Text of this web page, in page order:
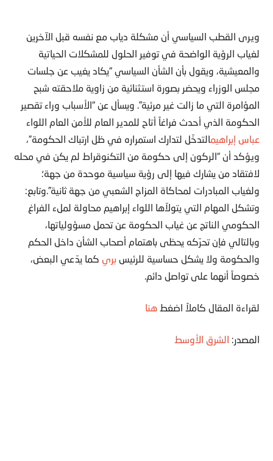
ويرى القطب السياسي أن مشكلة دياب مع نفسه قبل الآخرين
لغياب الرؤية الواضحة في توفير الحلول للمشكلات الحياتية
والمعيشية، ويقول بأن الشأن السياسي “يكاد يغيب عن جلسات
مجلس الوزراء ويحضر بصورة استثنائية من زاوية ملاحقته شبح
المؤامرة التي ما زالت غير مرئية”. ويسأل عن “الأسباب وراء تقصير
الحكومة الذي أحدث فراغاً أتاح للمدير العام للأمن العام اللواء
عباس إبراهيمالتدخّل لتدارك استمراره في ظل ارتباك الحكومة”،
ويؤكد أن “الركون إلى حكومة من التكنوقراط لم يكن في محله
لافتقاد من يشارك فيها إلى رؤية سياسية موحدة من جهة؛
ولغياب المبادرات لمحاكاة المزاج الشعبي من جهة ثانية”.وتابع:
وتشكل المهام التي يتولاّها اللواء إبراهيم محاولة لملء الفراغ
الحكومي الناتج عن غياب الحكومة عن تحمل مسؤولياتها،
وبالتالي فإن تحرّكه يحظى باهتمام أصحاب الشأن داخل الحكم
والحكومة ولا يشكل حساسية للرئيس بري كما يدّعي البعض،
خصوصاً أنهما على تواصل دائم.
لقراءة المقال كاملاً اضغطهنا
المصدر: الشرق الأوسط